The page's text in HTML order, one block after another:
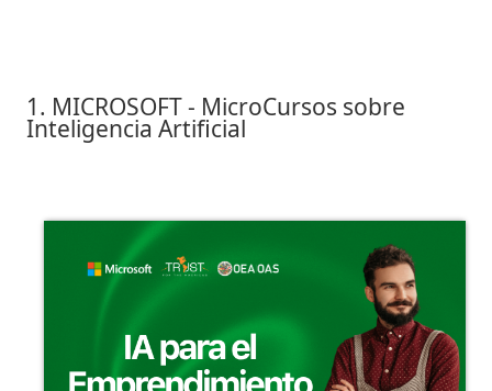
1. MICROSOFT - MicroCursos sobre
Inteligencia Artificial